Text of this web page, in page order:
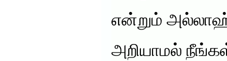
என்றும் அல்லாஹ்
அறியாமல்